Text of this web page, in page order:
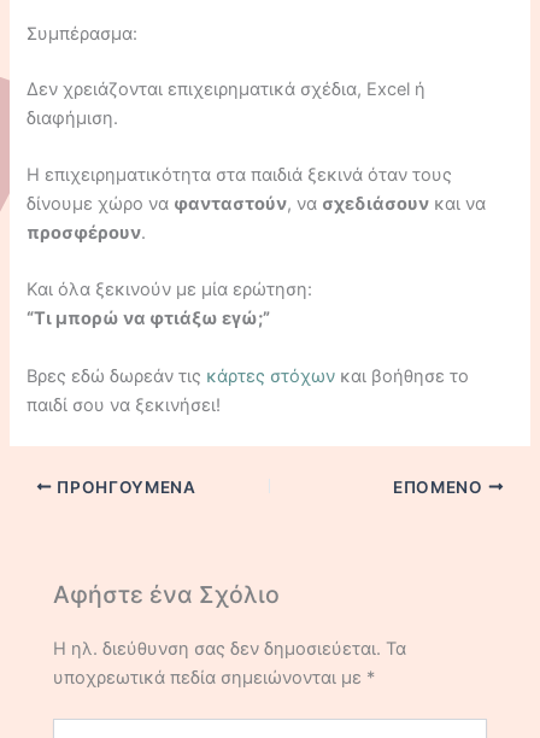
Συμπέρασμα:
Δεν χρειάζονται επιχειρηματικά σχέδια, Excel ή
διαφήμιση.
Η επιχειρηματικότητα στα παιδιά ξεκινά όταν τους
δίνουμε χώρο να φανταστούν, να σχεδιάσουν και να
προσφέρουν.
Και όλα ξεκινούν με μία ερώτηση:
“Τι μπορώ να φτιάξω εγώ;”
Βρες εδώ δωρεάν τις κάρτες στόχων και βοήθησε το
παιδί σου να ξεκινήσει!
ΠΡΟΗΓΟΎΜΕΝΑ ΕΠΌΜΕΝΟ
Αφήστε ένα Σχόλιο
Η ηλ. διεύθυνση σας δεν δημοσιεύεται. Τα
υποχρεωτικά πεδία σημειώνονται με *